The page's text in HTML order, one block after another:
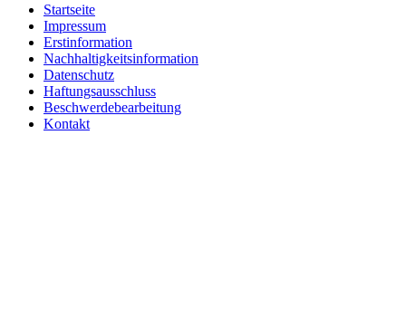
Startseite
Impressum
Erstinformation
Nachhaltigkeitsinformation
Datenschutz
Haftungsausschluss
Beschwerdebearbeitung
Kontakt